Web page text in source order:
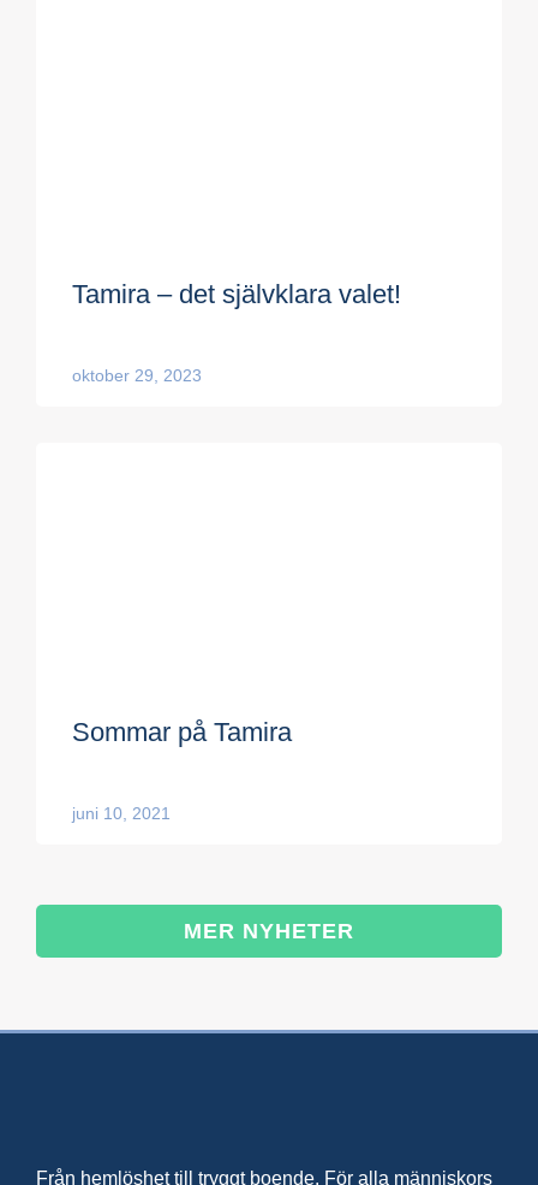
Tamira – det självklara valet!
oktober 29, 2023
Sommar på Tamira
juni 10, 2021
MER NYHETER
Från hemlöshet till tryggt boende. För alla människors